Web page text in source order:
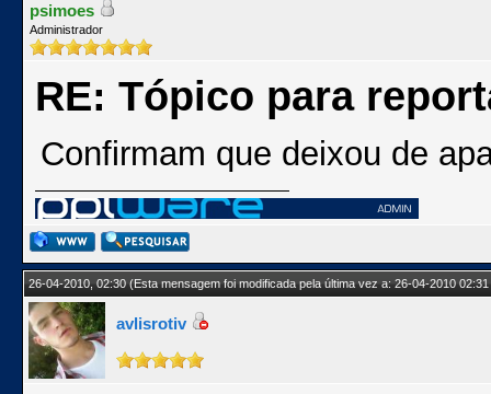
psimoes
Administrador
RE: Tópico para
Confirmam que deixou de
26-04-2010, 02:30(Esta mensagem foi modificada pela última vez a: 26-04-2010
avlisrotiv